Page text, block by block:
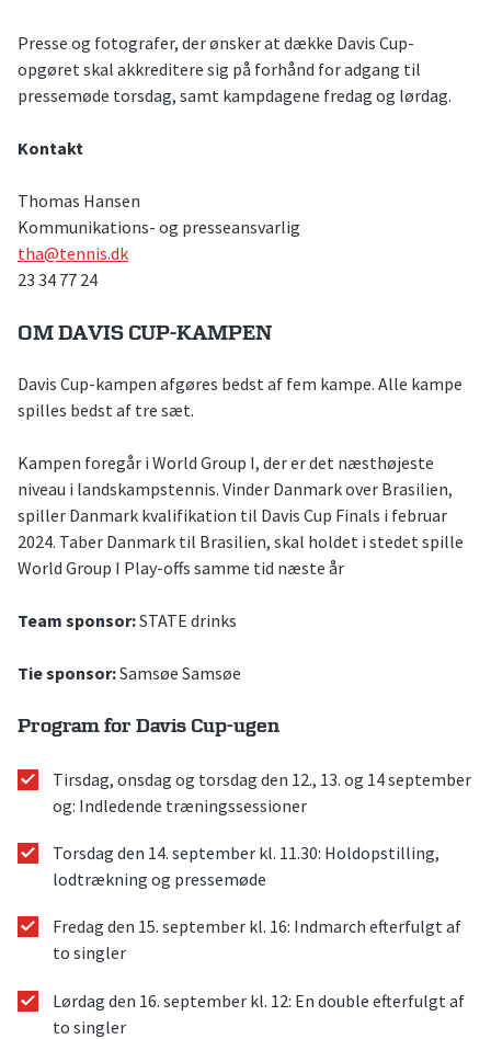
Presse og fotografer, der ønsker at dække Davis Cup-
opgøret skal akkreditere sig på forhånd for adgang til
pressemøde torsdag, samt kampdagene fredag og lørdag.
Kontakt
Thomas Hansen
Kommunikations- og presseansvarlig
tha@tennis.dk
23 34 77 24
OM DAVIS CUP-KAMPEN
Davis Cup-kampen afgøres bedst af fem kampe. Alle kampe
spilles bedst af tre sæt.
Kampen foregår i World Group I, der er det næsthøjeste
niveau i landskampstennis. Vinder Danmark over Brasilien,
spiller Danmark kvalifikation til Davis Cup Finals i februar
2024. Taber Danmark til Brasilien, skal holdet i stedet spille
World Group I Play-offs samme tid næste år
Team sponsor:STATE drinks
Tie sponsor:Samsøe Samsøe
Program for Davis Cup-ugen
Tirsdag, onsdag og torsdag den 12., 13. og 14 september
og: Indledende træningssessioner
Torsdag den 14. september kl. 11.30: Holdopstilling,
lodtrækning og pressemøde
Fredag den 15. september kl. 16: Indmarch efterfulgt af
to singler
Lørdag den 16. september kl. 12: En double efterfulgt af
to singler